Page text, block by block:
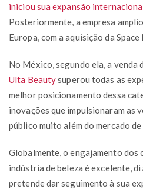
iniciou sua expansão
Posteriormente, a empresa
Europa, com a aquisição da Space
No México, segundo ela, a venda
Ulta Beautysuperou todas as
melhor posicionamento dessa
inovações que impulsionaram as
público muito além do mercado
Globalmente, o engajamento dos
indústria de beleza é excelente,
pretende dar seguimento à sua